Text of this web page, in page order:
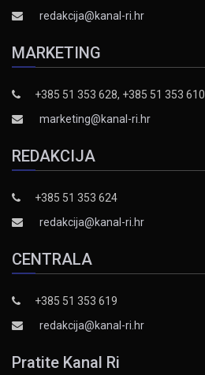
redakcija@kanal-ri.hr
MARKETING
+385 51 353 628, +385 51 353 610
marketing@kanal-ri.hr
REDAKCIJA
+385 51 353 624
redakcija@kanal-ri.hr
CENTRALA
+385 51 353 619
redakcija@kanal-ri.hr
Pratite Kanal Ri